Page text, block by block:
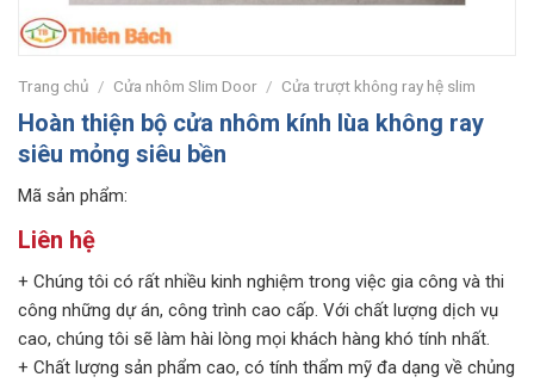
Trang chủ / Cửa nhôm Slim Door / Cửa trượt không ray hệ slim
Hoàn thiện bộ cửa nhôm kính lùa không ray
siêu mỏng siêu bền
Mã sản phẩm:
Liên hệ
+ Chúng tôi có rất nhiều kinh nghiệm trong việc gia công và thi
công những dự án, công trình cao cấp. Với chất lượng dịch vụ
cao, chúng tôi sẽ làm hài lòng mọi khách hàng khó tính nhất.
+ Chất lượng sản phẩm cao, có tính thẩm mỹ đa dạng về chủng